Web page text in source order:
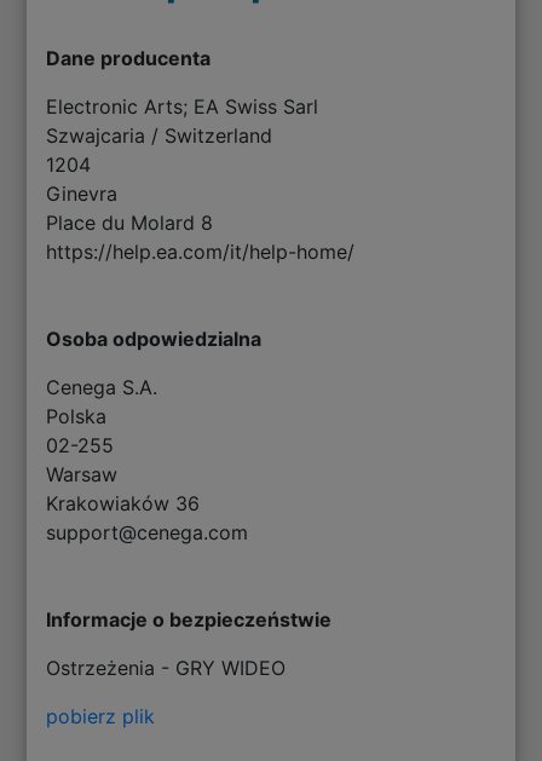
Dane producenta
Electronic Arts; EA Swiss Sarl
Szwajcaria / Switzerland
1204
Ginevra
Place du Molard 8
https://help.ea.com/it/help-home/
Osoba odpowiedzialna
Cenega S.A.
Polska
02-255
Warsaw
Krakowiaków 36
support@cenega.com
Informacje o bezpieczeństwie
Ostrzeżenia - GRY WIDEO
pobierz plik